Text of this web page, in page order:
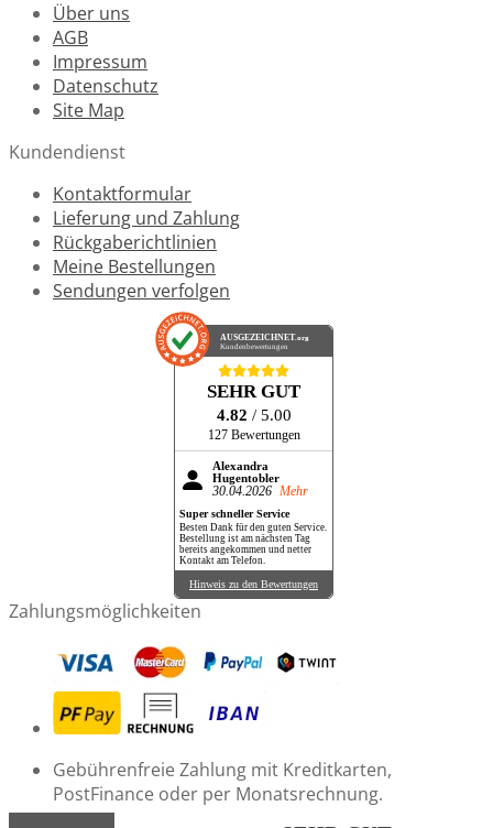
Über uns
AGB
Impressum
Datenschutz
Site Map
Kundendienst
Kontaktformular
Lieferung und Zahlung
Rückgaberichtlinien
Meine Bestellungen
Sendungen verfolgen
AUSGEZEICHNET .org
Kundenbewertungen
SEHR GUT
4.82 / 5.00
127 Bewertungen
Alexandra
Hugentobler
30.04.2026 Mehr
Super schneller Service
Besten Dank für den guten Service.
Bestellung ist am nächsten Tag
bereits angekommen und netter
Kontakt am Telefon.
Hinweis zu den Bewertungen
Zahlungsmöglichkeiten
Gebührenfreie Zahlung mit Kreditkarten,
PostFinance oder per Monatsrechnung.